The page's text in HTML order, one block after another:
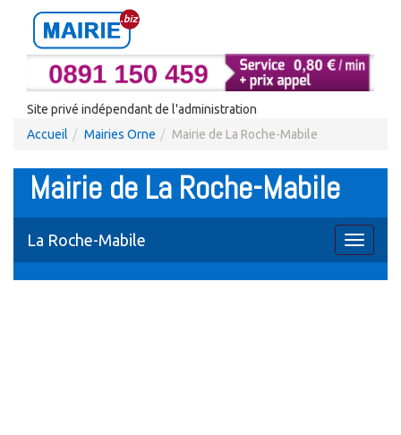
Site privé indépendant de l'administration
Accueil
Mairies Orne Mairie de La Roche-Mabile
Mairie de La Roche-Mabile
Toggle
La Roche-Mabile